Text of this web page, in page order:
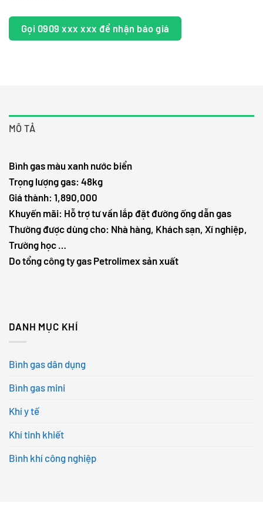
Gọi 0909 xxx xxx để nhận báo giá
MÔ TẢ
Bình gas màu xanh nước biển
Trọng lượng gas: 48kg
Giá thành: 1,890,000
Khuyến mãi: Hỗ trợ tư vần lắp đặt đường ống dẫn gas
Thường được dùng cho: Nhà hàng, Khách sạn, Xí nghiệp,
Trường học …
Do tổng công ty gas Petrolimex sản xuất
DANH MỤC KHÍ
Bình gas dân dụng
Bình gas mini
Khí y tế
Khí tinh khiết
Bình khí công nghiệp